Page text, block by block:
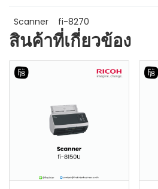
Scanner fi-8270
สินค้าที่เกี่ยวข้อง